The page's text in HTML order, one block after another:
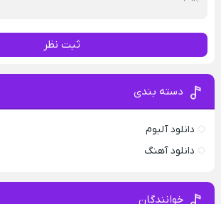
ثبت نظر
دسته بندی
دانلود آلبوم
دانلود آهنگ
خوانندگان